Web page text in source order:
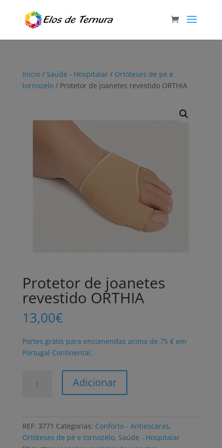
Início/ Saúde - Hospitalar/ Ortóteses de pé e
tornozelo/ Protetor de joanetes revestido ORTHIA
Protetor de joanetes
revestido ORTHIA
13,00€
Portes grátis para encomendas acima de 75 € em
Portugal Continental.
revestido
Adicionar
REF: 3771 Categorias: Conforto - Antiescaras,
Ortóteses de pé e tornozelo, Saúde - Hospitalar